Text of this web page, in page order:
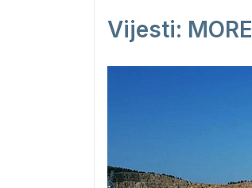
Vijesti: MORE